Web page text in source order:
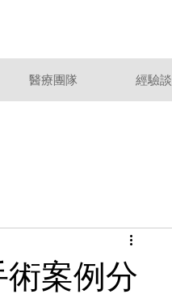
醫療團隊 經驗談
案例分